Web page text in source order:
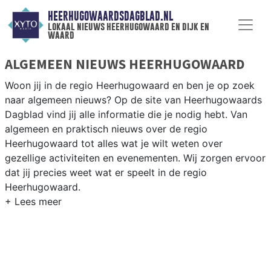
HEERHUGOWAARDSDAGBLAD.NL
lokaal nieuws heerhugowaard en dijk en
waard
ALGEMEEN NIEUWS HEERHUGOWAARD
Woon jij in de regio Heerhugowaard en ben je op zoek
naar algemeen nieuws? Op de site van Heerhugowaards
Dagblad vind jij alle informatie die je nodig hebt. Van
algemeen en praktisch nieuws over de regio
Heerhugowaard tot alles wat je wilt weten over
gezellige activiteiten en evenementen. Wij zorgen ervoor
dat jij precies weet wat er speelt in de regio
Heerhugowaard.